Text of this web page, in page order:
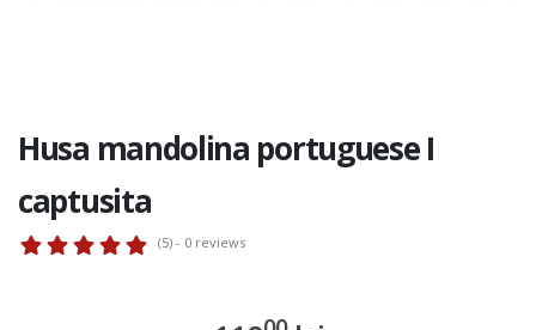
Husa mandolina portuguese I
captusita
(5) - 0 reviews